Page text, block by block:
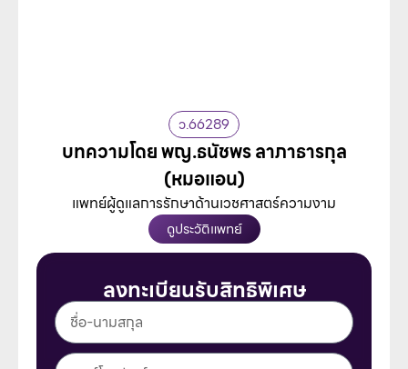
ว.66289
บทความโดย พญ.ธนัชพร ลาภาธารกุล
(หมอแอน)
แพทย์ผู้ดูแลการรักษาด้านเวชศาสตร์ความงาม
ดูประวัติแพทย์
ลงทะเบียนรับสิทธิพิเศษ